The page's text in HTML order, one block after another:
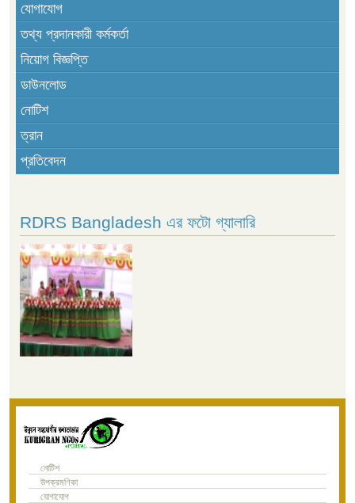
যোগাযোগ
তথ্য প্রদানকারী কর্মকর্তা
নিয়োগ বিজ্ঞপ্তি
ডাউনলোড
নোটিশ
ত্রান
প্রতিবেদন
RDRS Bangladesh এর ফটো গ্যালারি
নোটিশ
উপক্রমণিকা
যোগাযোগ